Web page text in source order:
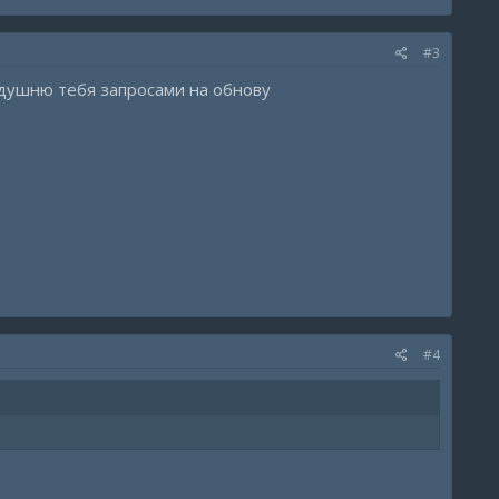
#3
тебя запросами на обнову
#4